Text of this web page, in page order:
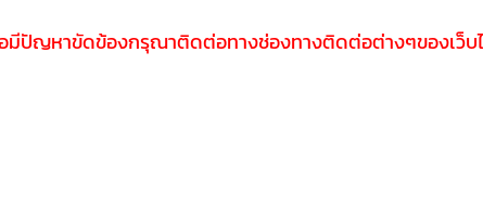
รือมีปัญหาขัดข้องกรุณาติดต่อทางช่องทางติดต่อต่างๆของเว็บ